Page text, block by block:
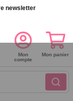
newsletter
Mon
compte
Mon panier